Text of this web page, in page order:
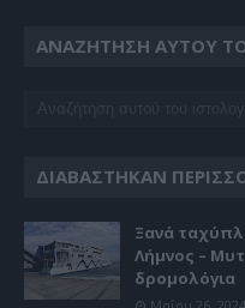
ΑΝΑΖΉΤΗΣΗ ΑΥΤΟΎ
ΔΙΑΒΆΣΤΗΚΑΝ
Ξανά
Λήμνος –
δρομολόγια